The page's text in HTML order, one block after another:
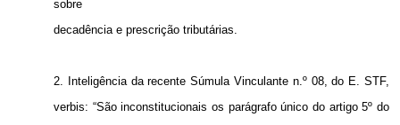
sobre
decadência e prescrição tributárias.
2. Inteligência da recente Súmula Vinculante n.º 08, do E. STF,
verbis: “São inconstitucionais os parágrafo único do artigo 5º do